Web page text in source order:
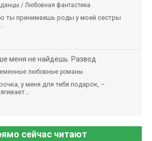
/ Любовная фантастика
ты принимаешь роды у моей сестры
меня не найдешь. Развод
любовные романы
у меня для тебя подарок, –
сейчас читают